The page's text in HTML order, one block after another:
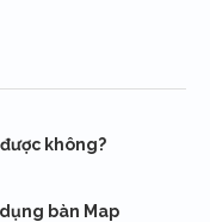
không?
bàn Map